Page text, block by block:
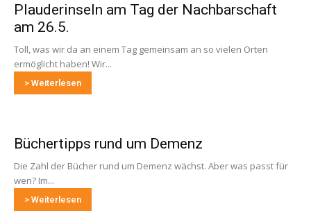
Plauderinseln am Tag der Nachbarschaft
am 26.5.
Toll, was wir da an einem Tag gemeinsam an so vielen Orten
ermöglicht haben! Wir...
> Weiterlesen
Büchertipps rund um Demenz
Die Zahl der Bücher rund um Demenz wächst. Aber was passt für
wen? Im...
> Weiterlesen